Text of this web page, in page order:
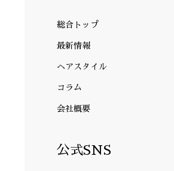
総合トップ
最新情報
ヘアスタイル
コラム
会社概要
公式SNS